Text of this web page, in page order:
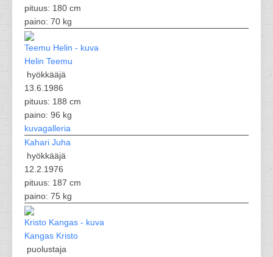
pituus: 180 cm
paino: 70 kg
Helin Teemu
hyökkääjä
13.6.1986
pituus: 188 cm
paino: 96 kg
kuvagalleria
Kahari Juha
hyökkääjä
12.2.1976
pituus: 187 cm
paino: 75 kg
Kangas Kristo
puolustaja